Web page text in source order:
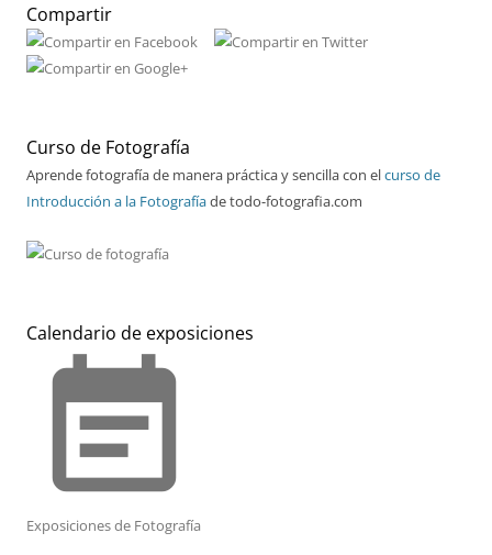
Compartir
Curso de Fotografía
Aprende fotografía de manera práctica y sencilla con elcurso de
Introducción a la Fotografíade todo-fotografia.com
Calendario de exposiciones
event_note
Exposiciones de Fotografía